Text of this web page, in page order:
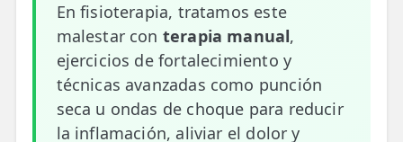
🛒 Carrito
❤️ Ofertas
CONTACTO
☎️ 91 005 23 63
En fisioterapia, tratamos este
malestar con terapia manual,
ejercicios de fortalecimiento y
técnicas avanzadas como punción
seca u ondas de choque para reducir
la inflamación, aliviar el dolor y